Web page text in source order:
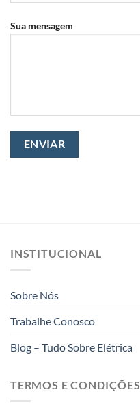
Sua mensagem
INSTITUCIONAL
Sobre Nós
Trabalhe Conosco
Blog – Tudo Sobre Elétrica
TERMOS E CONDIÇÕES